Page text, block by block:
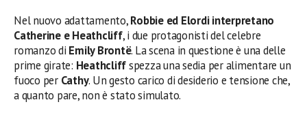
Nel nuovo adattamento,Robbie ed Elordi interpretano
Catherine e Heathcliff, i due protagonisti del celebre
romanzo di Emily Brontë. La scena in questione è una delle
prime girate: Heathcliffspezza una sedia per alimentare un
fuoco per Cathy. Un gesto carico di desiderio e tensione che,
a quanto pare, non è stato simulato.